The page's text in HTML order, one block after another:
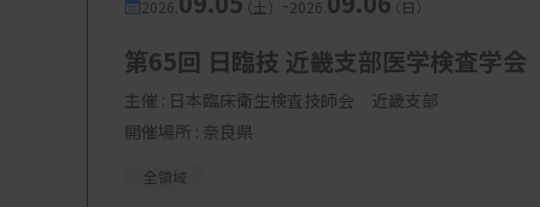
2026. （土） 2026. （日）
第65回 日臨技 近畿支部医学検査学会
主催 : 日本臨床衛生検査技師会 近畿支部
開催場所 : 奈良県
全領域